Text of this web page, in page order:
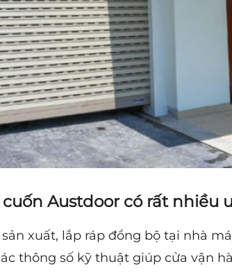
Austdoor có rất nhiều
xuất, lắp ráp đồng bộ tại nhà
thông số kỹ thuật giúp cửa vận